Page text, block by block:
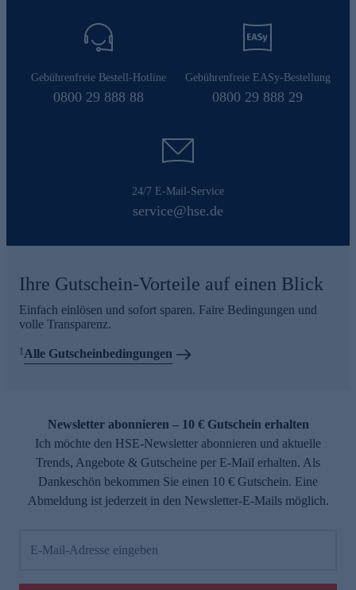
Gebührenfreie Bestell-Hotline
0800 29 888 88
Gebührenfreie EASy-Bestellung
0800 29 888 29
24/7 E-Mail-Service
service@hse.de
Ihre Gutschein-Vorteile auf einen Blick
Einfach einlösen und sofort sparen. Faire Bedingungen und
volle Transparenz.
1 Alle Gutscheinbedingungen
Newsletter abonnieren – 10 € Gutschein erhalten
Ich möchte den HSE-Newsletter abonnieren und aktuelle
Trends, Angebote & Gutscheine per E-Mail erhalten. Als
Dankeschön bekommen Sie einen 10 € Gutschein. Eine
Abmeldung ist jederzeit in den Newsletter-E-Mails möglich.
E-Mail-Adresse eingeben